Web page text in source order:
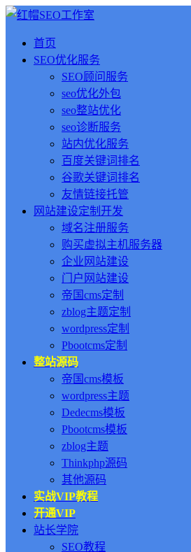
首页
SEO优化服务
SEO顾问服务
seo优化外包
seo整站优化
seo诊断服务
站内优化服务
百度关键词排名
谷歌关键词排名
友情链接托管
网站建设定制开发
域名注册服务
购买虚拟主机服务器
企业网站建设
门户网站建设
帝国cms定制
zblog主题定制
wordpress定制
Pbootcms定制
整站源码
帝国cms模板
wordpress主题
Dedecms模板
Pbootcms模板
zblog主题
Thinkphp源码
其他源码
实战VIP教程
开通VIP
站长学院
SEO教程